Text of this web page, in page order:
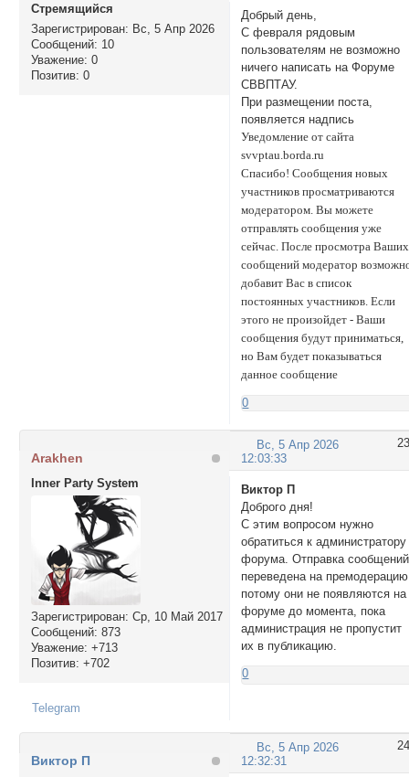
Стремящийся
Зарегистрирован: Вс, 5 Апр 2026
Сообщений: 10
Уважение: 0
Позитив: 0
Добрый день,
С февраля рядовым
пользователям не возможно
ничего написать на Форуме
СВВПТАУ.
При размещении поста,
появляется надпись
Уведомление от сайта
svvptau.borda.ru
Спасибо! Сообщения новых
участников просматриваются
модератором. Вы можете
отправлять сообщения уже
сейчас. После просмотра Ваших
сообщений модератор
добавит Вас в список
постоянных участников. Если
этого не произойдет - Ваши
сообщения будут приниматься,
но Вам будет показываться
данное сообщение
0
23
Вс, 5 Апр 2026
12:03:33
Arakhen
Inner Party System
Зарегистрирован: Ср, 10 Май 2017
Сообщений: 873
Уважение: +713
Позитив: +702
Виктор П
Доброго дня!
С этим вопросом нужно
обратиться к администратору
форума. Отправка сообщений
переведена на
потому они не появляются на
форуме до момента, пока
администрация не пропустит
их в публикацию.
0
Telegram
24
Вс, 5 Апр 2026
12:32:31
Виктор П